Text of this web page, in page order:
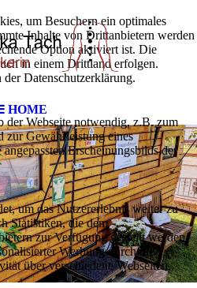
HOME
um Besuchern ein optimales
Inhalte von Drittanbietern werden
Option aktiviert ist. Die
in einem Drittland erfolgen.
Datenschutzerklärung.
der Webseite notwendig, z.B. zum
zur Gewährleistung eines
Erscheinungsbilds der
um das Nutzererlebnis weiter zu
Statistiken, die dem
zur Verfügung gestellt werden,
Werbung durch die
über verschiedene Webseiten.